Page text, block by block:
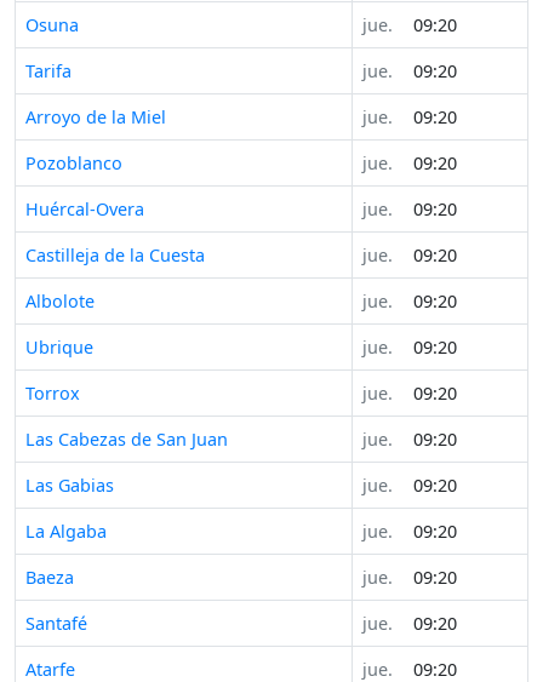
Osuna
jue.
09:20
Tarifa
jue.
09:20
Arroyo de la Miel
jue.
09:20
Pozoblanco
jue.
09:20
Huércal-Overa
jue.
09:20
Castilleja de la Cuesta
jue.
09:20
Albolote
jue.
09:20
Ubrique
jue.
09:20
Torrox
jue.
09:20
Las Cabezas de San Juan
jue.
09:20
Las Gabias
jue.
09:20
La Algaba
jue.
09:20
Baeza
jue.
09:20
Santafé
jue.
09:20
Atarfe
jue.
09:20